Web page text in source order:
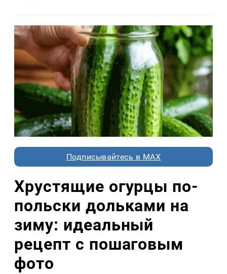
Подписывайтесь в MAX
Хрустящие огурцы по-
польски дольками на
зиму: идеальный
рецепт с пошаговым
фото